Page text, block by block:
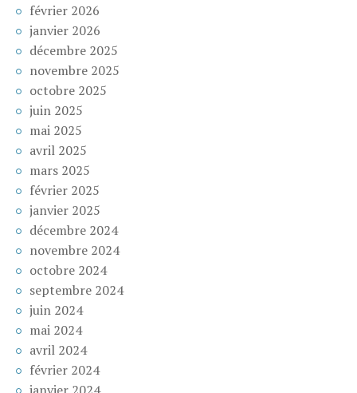
février 2026
janvier 2026
décembre 2025
novembre 2025
octobre 2025
juin 2025
mai 2025
avril 2025
mars 2025
février 2025
janvier 2025
décembre 2024
novembre 2024
octobre 2024
septembre 2024
juin 2024
mai 2024
avril 2024
février 2024